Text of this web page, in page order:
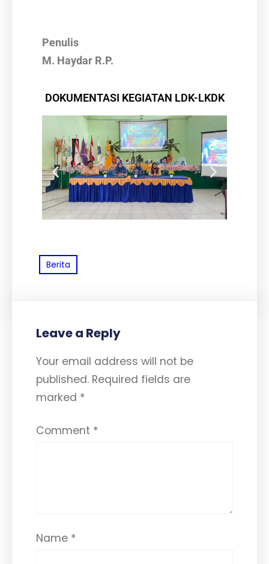
Penulis
M. Haydar R.P.
DOKUMENTASI KEGIATAN LDK-LKDK
Berita
Leave a Reply
Your email address will not be
published. Required fields are
marked *
Comment *
Name *